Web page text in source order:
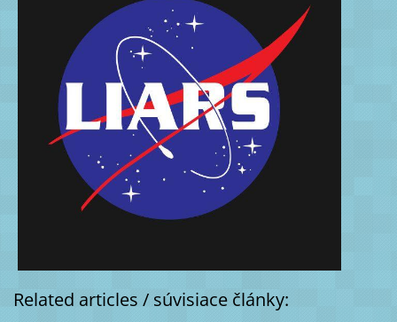
Related articles / súvisiace články: